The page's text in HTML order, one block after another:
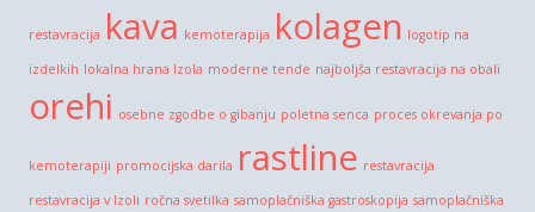
restavracija kava kemoterapija kolagen logotip na
izdelkih lokalna hrana Izola moderne tende najboljša restavracija na obali
orehi osebne zgodbe o gibanju poletna senca proces okrevanja po
kemoterapiji promocijska darila rastline restavracija
restavracija v Izoli ročna svetilka samoplačniška gastroskopija samoplačniška